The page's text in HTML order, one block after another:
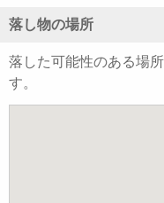
落し物の場所
落した可能性のある場
す。